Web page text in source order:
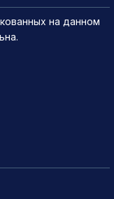
на данном